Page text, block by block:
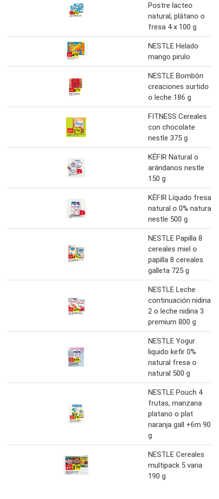
Postre lacteo
natural, plátano o
fresa 4 x 100 g
NESTLE Helado
mango pirulo
NESTLE Bombón
creaciones surtido
o leche 186 g
FITNESS Cereales
con chocolate
nestle 375 g
KÉFIR Natural o
arándanos nestle
150 g
KÉFIR Líquido fresa,
natural o 0% natural
nestle 500 g
NESTLE Papilla 8
cereales miel o
papilla 8 cereales
galleta 725 g
NESTLE Leche
continuación nidina
2 o leche nidina 3
premium 800 g
NESTLE Yogur
liquido kefir 0%
natural fresa o
natural 500 g
NESTLE Pouch 4
frutas, manzana
platano o plat
naranja gall +6m 90
g
NESTLE Cereales
multipack 5 varia
190 g